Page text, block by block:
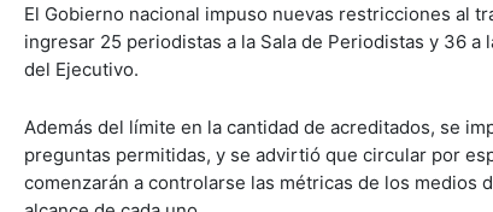
El Gobierno nacional impuso nuevas restricciones al
ingresar 25 periodistas a la Sala de Periodistas y 36
del Ejecutivo.
Además del límite en la cantidad de acreditados, se
preguntas permitidas, y se advirtió que circular por
comenzarán a controlarse las métricas de los medios